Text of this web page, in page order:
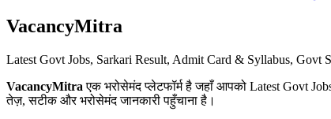
VacancyMitra
Latest Govt Jobs, Sarkari Result, Admit Card & Syllabus,
VacancyMitra एक भरोसेमंद प्लेटफॉर्म है जहाँ आपको Latest Govt
तेज़, सटीक और भरोसेमंद जानकारी पहुँचाना है।